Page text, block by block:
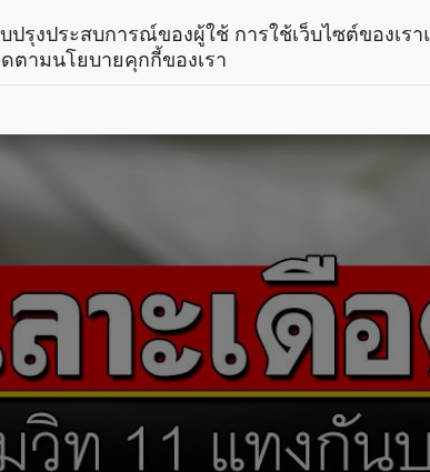
ปรุงประสบการณ์ของผู้ใช้ การใช้เว็บไซต์ของเร
ตามนโยบายคุกกี้ของเรา